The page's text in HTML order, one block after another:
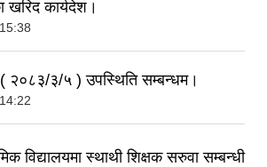
खरिद कार्यदेश।
( २०८३/३/५ ) उपस्थिति सम्बन्धम।
विद्यालयमा स्थाथी शिक्षक सरुवा सम्बन्धी